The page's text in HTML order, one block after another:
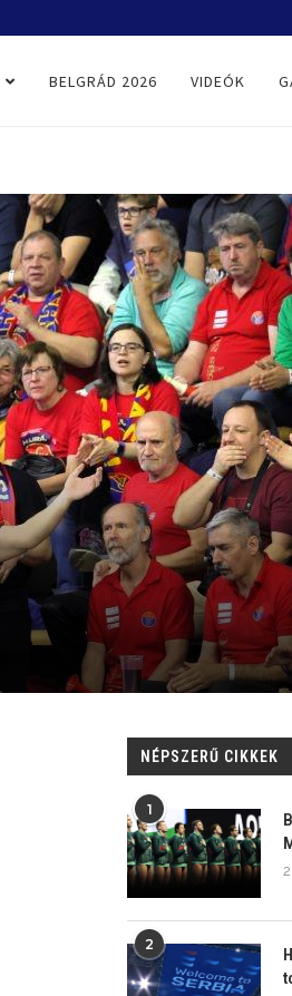
BELGRÁD 2026 VIDEÓK
NÉPSZERŰ CIKKEK
1
2